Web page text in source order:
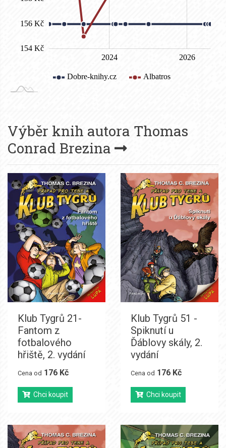
Výběr knih autora Thomas
Conrad Brezina
Klub Tygrů 21-
Fantom z
fotbalového
hřiště, 2. vydání
Cena od 176 Kč
Chci koupit
Klub Tygrů 51 -
Spiknutí u
Ďáblovy skály, 2.
vydání
Cena od 176 Kč
Chci koupit